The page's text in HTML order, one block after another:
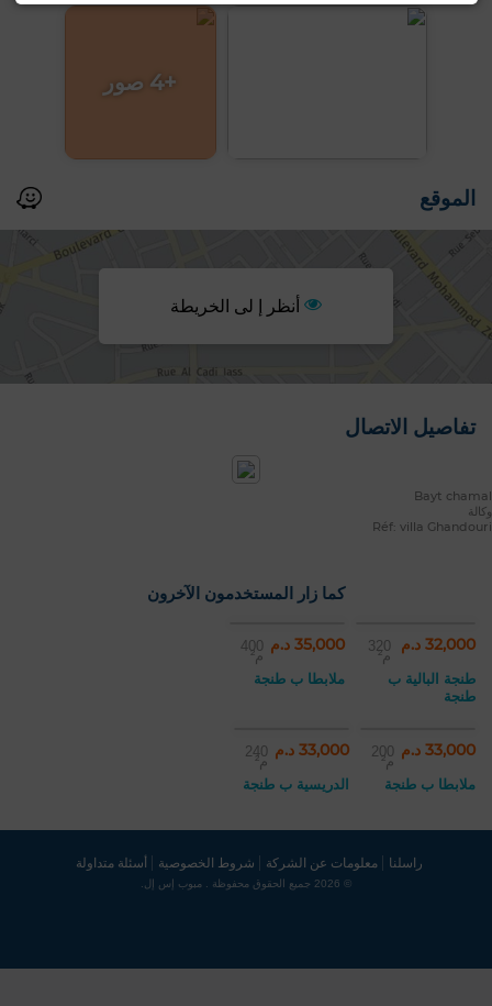
+4 صور
الموقع
أنظر إ لى الخريطة
تفاصيل الاتصال
Bayt chamal
وكالة
Réf: villa Ghandouri
كما زار المستخدمون الآخرون
32,000 د.م 320
م²
طنجة البالية ب
طنجة
35,000 د.م 400
م²
ملابطا ب طنجة
33,000 د.م 200
م²
ملابطا ب طنجة
33,000 د.م 240
م²
الدريسية ب طنجة
راسلنا معلومات عن الشركة شروط الخصوصية أسئلة متداولة
© 2026 جميع الحقوق محفوظة . مبوب إس إل.